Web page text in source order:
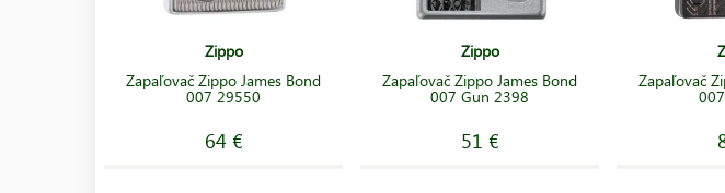
Zippo
Zapaľovač Zippo James Bond
007 29550
64 €
Zippo
Zapaľovač Zippo James Bond
007 Gun 2398
51 €
Zapaľovač